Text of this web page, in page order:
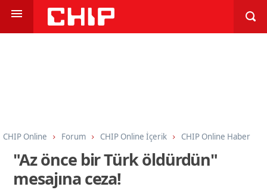
CHIP Online Forum CHIP Online İçerik CHIP Online Haber
"Az önce bir Türk öldürdün"
mesajına ceza!